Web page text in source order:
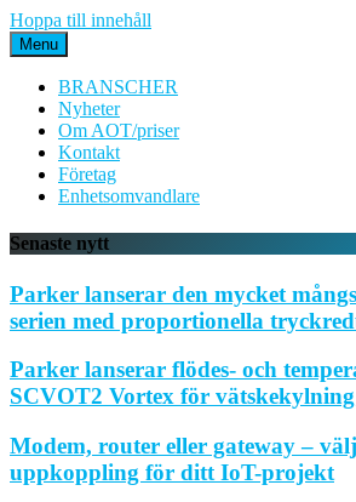
Hoppa till innehåll
Menu
BRANSCHER
Nyheter
Om AOT/priser
Kontakt
Företag
Enhetsomvandlare
Senaste nytt
Parker lanserar den mycket
serien med proportionella
Parker lanserar flödes- och
SCVOT2 Vortex för
Modem, router eller gateway –
uppkoppling för ditt IoT-projekt